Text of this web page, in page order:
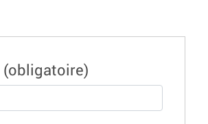
(obligatoire)